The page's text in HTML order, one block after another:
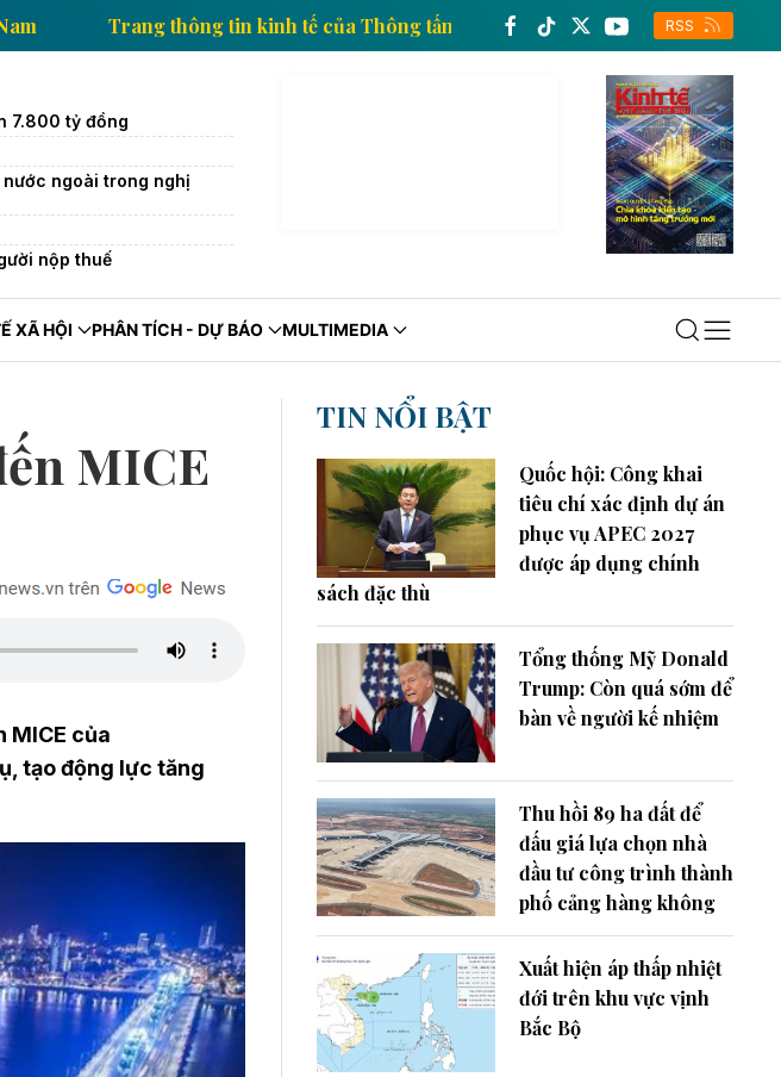
xã Việt Nam Trang thông tin kinh tế của Thông tấn xã Việt Nam RSS
7.800 tỷ đồng
ngoài trong nghị
nộp thuế
XÃ HỘI PHÂN TÍCH - DỰ BÁO MULTIMEDIA
MICE
MICE của
tạo động lực tăng
TIN NỔI BẬT
Quốc hội: Công khai
tiêu chí xác định dự án
phục vụ APEC 2027
được áp dụng chính
sách đặc thù
Tổng thống Mỹ Donald
Trump: Còn quá sớm để
bàn về người kế nhiệm
Thu hồi 89 ha đất để
đấu giá lựa chọn nhà
đầu tư công trình thành
phố cảng hàng không
Xuất hiện áp thấp nhiệt
đới trên khu vực vịnh
Bắc Bộ